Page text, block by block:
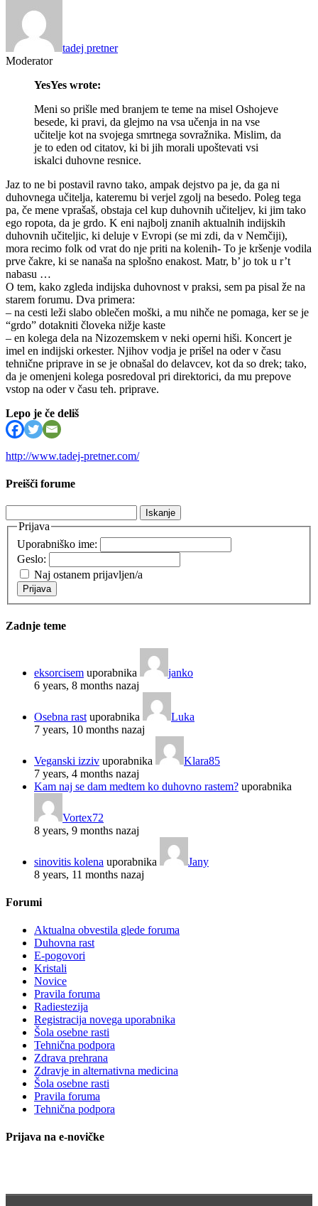
tadej pretner
Moderator
YesYes wrote:
Meni so prišle med branjem te teme na misel Oshojeve
besede, ki pravi, da glejmo na vsa učenja in na vse
učitelje kot na svojega smrtnega sovražnika. Mislim, da
je to eden od citatov, ki bi jih morali upoštevati vsi
iskalci duhovne resnice.
Jaz to ne bi postavil ravno tako, ampak dejstvo pa je, da ga ni
duhovnega učitelja, kateremu bi verjel zgolj na besedo. Poleg tega
pa, če mene vprašaš, obstaja cel kup duhovnih učiteljev, ki jim tako
ego ropota, da je grdo. K eni najbolj znanih aktualnih indijskih
duhovnih učiteljic, ki deluje v Evropi (se mi zdi, da v Nemčiji),
mora recimo folk od vrat do nje priti na kolenih- To je kršenje vodila
prve čakre, ki se nanaša na splošno enakost. Matr, b’ jo tok u r’t
nabasu …
O tem, kako zgleda indijska duhovnost v praksi, sem pa pisal že na
starem forumu. Dva primera:
– na cesti leži slabo oblečen moški, a mu nihče ne pomaga, ker se je
“grdo” dotakniti človeka nižje kaste
– en kolega dela na Nizozemskem v neki operni hiši. Koncert je
imel en indijski orkester. Njihov vodja je prišel na oder v času
tehnične priprave in se je obnašal do delavcev, kot da so drek; tako,
da je omenjeni kolega posredoval pri direktorici, da mu prepove
vstop na oder v času teh. priprave.
Lepo je če deliš
http://www.tadej-pretner.com/
Preišči forume
Prijava
Uporabniško ime:
Geslo:
Naj ostanem prijavljen/a
Prijava
Zadnje teme
eksorcisem uporabnika
janko
6 years, 8 months nazaj
Osebna rast uporabnika
Luka
7 years, 10 months nazaj
Veganski izziv uporabnika
Klara85
7 years, 4 months nazaj
Kam naj se dam medtem ko duhovno rastem? uporabnika
Vortex72
8 years, 9 months nazaj
sinovitis kolena uporabnika
Jany
8 years, 11 months nazaj
Forumi
Aktualna obvestila glede foruma
Duhovna rast
E-pogovori
Kristali
Novice
Pravila foruma
Radiestezija
Registracija novega uporabnika
Šola osebne rasti
Tehnična podpora
Zdrava prehrana
Zdravje in alternativna medicina
Šola osebne rasti
Pravila foruma
Tehnična podpora
Prijava na e-novičke